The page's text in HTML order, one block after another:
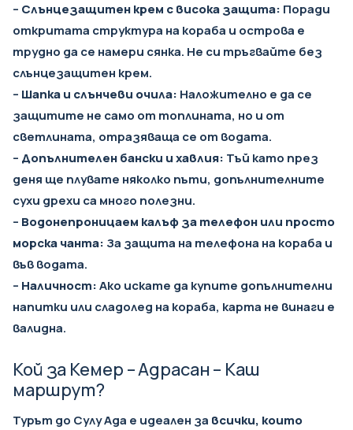
– Слънцезащитен крем с висока защита: Поради
откритата структура на кораба и острова е
трудно да се намери сянка. Не си тръгвайте без
слънцезащитен крем.
– Шапка и слънчеви очила: Наложително е да се
защитите не само от топлината, но и от
светлината, отразяваща се от водата.
– Допълнителен бански и хавлия: Тъй като през
деня ще плувате няколко пъти, допълнителните
сухи дрехи са много полезни.
– Водонепроницаем калъф за телефон или просто
морска чанта: За защита на телефона на кораба и
във водата.
– Наличност:Ако искате да купите допълнителни
напитки или сладолед на кораба, карта не винаги е
валидна.
Кой за Кемер – Адрасан – Каш
маршрут?
Турът до Сулу Ада е идеален за всички, които